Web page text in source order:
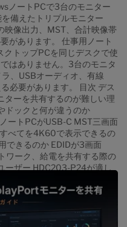
ノートPCで3台のモニター
備えたトリプルモニター
映像出力、MST、合計映像帯
があります。 仕事用ノート
トップPCを同じデスクで使
はありません。3台のモニタ
、USBオーディオ、有線
必要があります。 目次 デス
ターを共有するのが難しい理
ドックと何が違うのか
ートPCがUSB-C MST三画面
べてを4K60で表示できるの
できるのか EDIDが3画面
ワーク、給電を共有する際の
ーザー HDC203-P24が適し
ートPCを1つの3画面環境に
で3台のモニターを共有する
、グラフィックカードの
ーへ直接接続していること